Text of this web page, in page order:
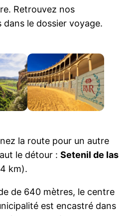
Retrouvez nos
dans le dossier voyage.
la route pour un autre
le détour :Setenil de las
km).
de 640 mètres, le centre
est encastré dans